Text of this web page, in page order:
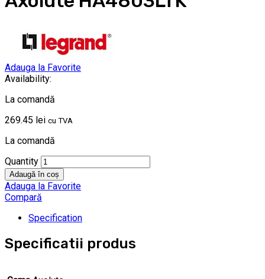
Adauga la Favorite
Availability:
La comandă
269.45 lei cu TVA
La comandă
Quantity
Adaugă în coș
Adauga la Favorite
Compară
Specification
Specificatii produs